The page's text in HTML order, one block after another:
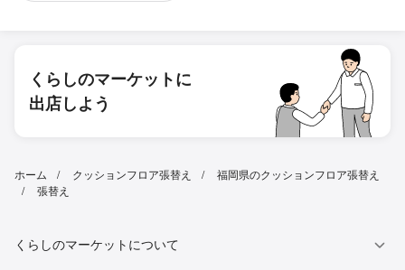
くらしのマーケットに
出店しよう
ホーム クッションフロア張替え
福岡県のクッションフロア張替え
張替え
くらしのマーケットについて